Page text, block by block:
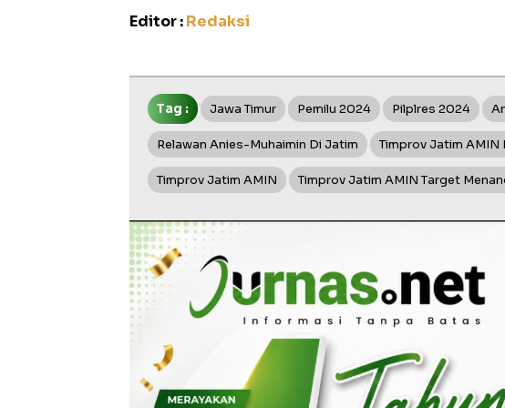
Editor :Redaksi
Tag : Jawa Timur Pemilu 2024 Pilplres 2024
Relawan Anies-Muhaimin Di Jatim Timprov Jatim AMIN
Timprov Jatim AMIN Timprov Jatim AMIN Target